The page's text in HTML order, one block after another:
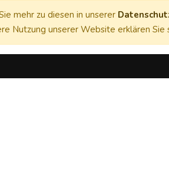
mehr zu diesen in unserer
Nutzung unserer Website erklären Sie